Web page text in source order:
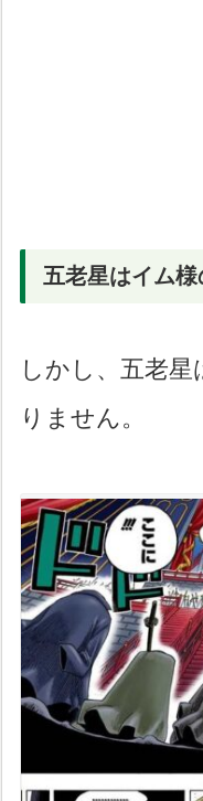
五老星はイム様
しかし、五老
りません。